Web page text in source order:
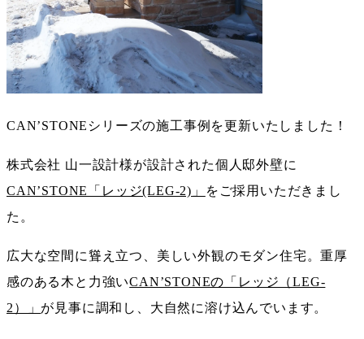
CAN’STONEシリーズの施工事例を更新いたしました！
株式会社 山一設計様が設計された個人邸外壁に
CAN’STONE「レッジ(LEG-2)」
をご採用いただきまし
た。
広大な空間に聳え立つ、美しい外観のモダン住宅。重厚
感のある木と力強いCAN’STONEの「レッジ（LEG-
2）」 が見事に調和し、大自然に溶け込んでいます。